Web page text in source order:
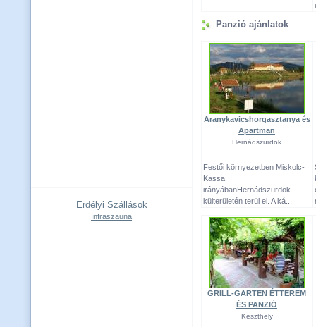
Erdélyi Szállások
Infraszauna
Panzió ajánlatok
Aranykavicshorgasztanya és
Apartman
Hernádszurdok
Festői környezetben Miskolc-
Kassa
irányábanHernádszurdok
külterületén terül el. A ká...
GRILL-GARTEN ÉTTEREM
ÉS PANZIÓ
Keszthely